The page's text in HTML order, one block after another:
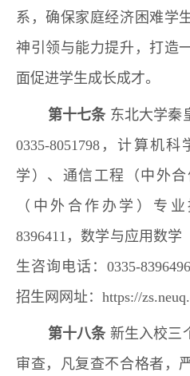
系，确保家庭经济困难学
神引领与能力提升，打造
面促进学生成长成才。
第十七条 东北大学秦
0335-8051798，计算机
学）、通信工程（中外
（中外合作办学）专
8396411，数学与应用数
生咨询电话：0335-
招生网网址：https://
第十八条 新生入校三
审查，凡复查不合格者，